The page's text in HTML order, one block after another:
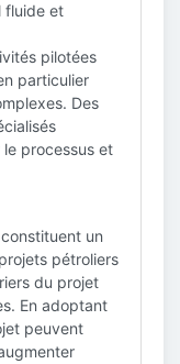
fluide et
pilotées
particulier
Des
processus et
un
pétroliers
du projet
En adoptant
peuvent